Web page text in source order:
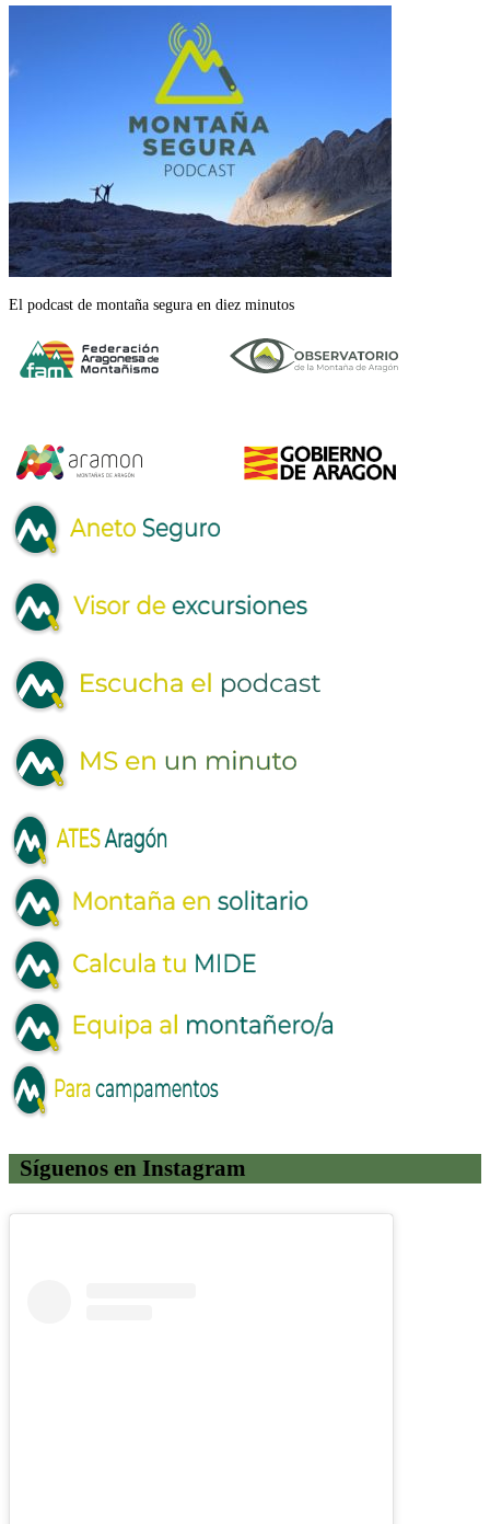
El podcast de montaña segura en diez minutos
Síguenos en Instagram